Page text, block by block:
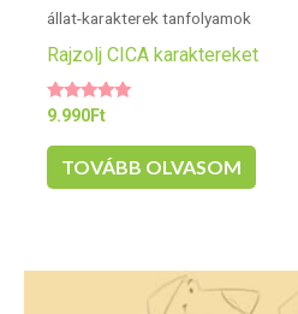
állat-karakterek tanfolyamok
Rajzolj CICA karaktereket
Értékelés:
/ 5
9.990Ft
TOVÁBB OLVASOM